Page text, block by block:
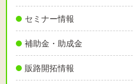
セミナー情報
補助金・助成金
販路開拓情報